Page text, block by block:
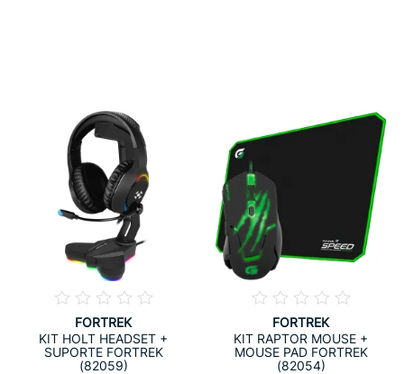
FORTREK
KIT HOLT HEADSET +
SUPORTE FORTREK
(82059)
FORTREK
KIT RAPTOR MOUSE +
MOUSE PAD FORTREK
(82054)